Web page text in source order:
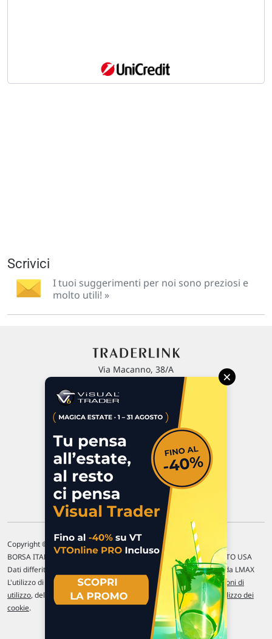
Scrivici
I tuoi suggerimenti per noi sono preziosi e
molto utili! »
Via Macanno, 38/A
P.IVA 02 452 460 401
Commenti e segnalazioni
Contattaci
Copyright © 1996-2026 Traderlink Italia s.r.l.
BORSA ITALIANA Quotazioni di borsa differite di 15 min. / MERCATO USA
Dati differiti di 15 min. (fonte Intrinio) / FOREX Quotazioni fornite da LMAX
L'utilizzo di questo sito implica l'accettazione delle nostre Condizioni di
utilizzo, del Disclaimer MAR, dellePolitiche sulla privacye dell' Utilizzo dei
cookie.
×